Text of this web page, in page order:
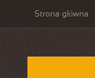
Strona główna